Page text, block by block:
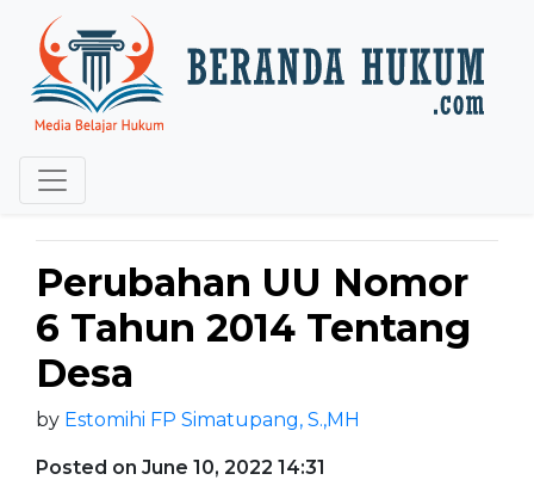
Perubahan UU Nomor
6 Tahun 2014 Tentang
Desa
by Estomihi FP Simatupang, S.,MH
Posted on June 10, 2022 14:31